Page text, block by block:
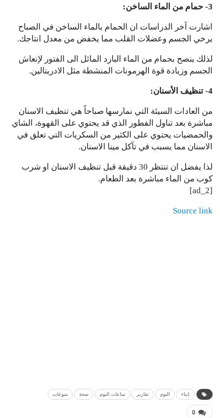
3- حمام من الماء الساخن:
اشارت آخر الدراسات ان الحمام بالماء الساخن في الصباح
يرخي الجسم وعضلات القلب مما يخفض من معدل انتاجك.
لذلك ينصح بحمام من الماء البارد المائل الى الفتور لإنعاش
الجسم وزيادة قوة الهرمونات المنشطة مثل الادرينالين.
4- تنظيف الأسنان:
من العادات السيئة التي نمارسها صباحاً هي تنظيف الاسنان
مباشرة بعد تناول الفطور الذي قد يحتوي على القهوة، الشاي
والحمضيات يحتوي على الكثير من السكريات التي تعلق في
الاسنان مما يسبب في تآكل مينا الاسنان.
لذا يفضل ان تنتظر 30 دقيقة قبل تنظيف الاسنان او شرب
كوب من الماء مباشرة بعد الطعام.
[ad_2]
Source link
إنباء النوم تقارير ساعات النوم صحة منوعات
0